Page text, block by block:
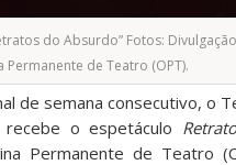
do Absurdo” Fotos: Divulgação
Permanente de Teatro (OPT).
de semana consecutivo, o
recebe o espetáculo
Permanente de Teatro